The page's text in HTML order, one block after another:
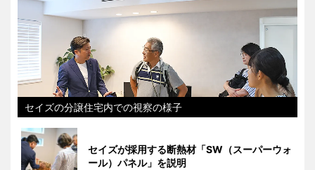
セイズの分譲住宅内での視察の様子
セイズが採用する断熱材「SW（スーパーウォ
ール）パネル」を説明